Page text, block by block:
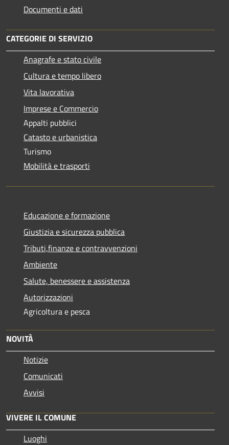
Documenti e dati
CATEGORIE DI SERVIZIO
Anagrafe e stato civile
Cultura e tempo libero
Vita lavorativa
Imprese e Commercio
Appalti pubblici
Catasto e urbanistica
Turismo
Mobilità e trasporti
Educazione e formazione
Giustizia e sicurezza pubblica
Tributi,finanze e contravvenzioni
Ambiente
Salute, benessere e assistenza
Autorizzazioni
Agricoltura e pesca
NOVITÀ
Notizie
Comunicati
Avvisi
VIVERE IL COMUNE
Luoghi